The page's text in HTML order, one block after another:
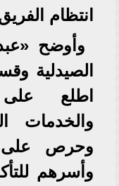
انتظام
وأوضح
الصيدلية
اطلع
والخدمات
وحرص على
وأسرهم